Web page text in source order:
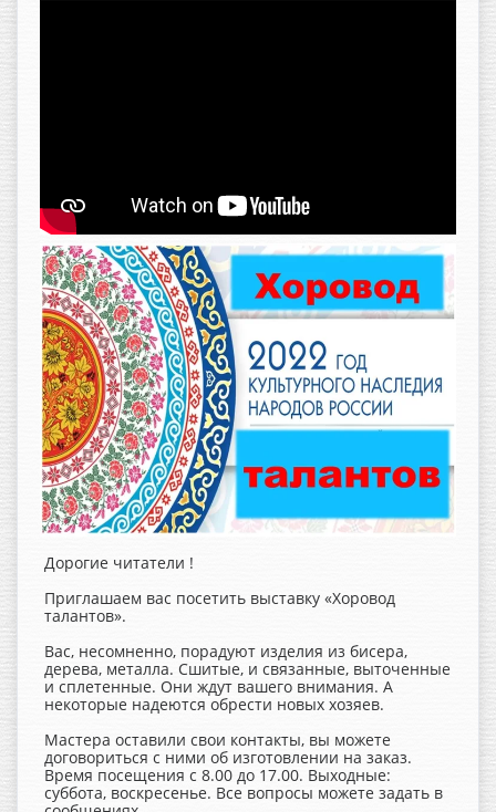
Дорогие читатели !
Приглашаем вас посетить выставку «Хоровод
талантов».
Вас, несомненно, порадуют изделия из бисера,
дерева, металла. Сшитые, и связанные, выточенные
и сплетенные. Они ждут вашего внимания. А
некоторые надеются обрести новых хозяев.
Мастера оставили свои контакты, вы можете
договориться с ними об изготовлении на заказ.
Время посещения с 8.00 до 17.00. Выходные:
суббота, воскресенье. Все вопросы можете задать в